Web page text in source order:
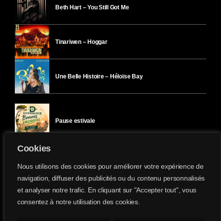
Cookies
Nous utilisons des cookies pour améliorer votre expérience de
navigation, diffuser des publicités ou du contenu personnalisés
et analyser notre trafic. En cliquant sur "Accepter tout", vous
consentez à notre utilisation des cookies.
Beth Hart – You Still Got Me
Tinariwen – Hoggar
Une Belle Histoire – Héloïse Bay
Pause estivale
Ici l’Ombre – mardi 28 juillet